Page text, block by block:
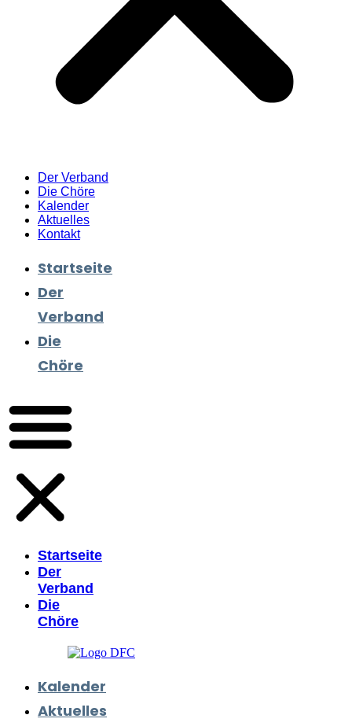
Der Verband
Die Chöre
Kalender
Aktuelles
Kontakt
Startseite
Der
Verband
Die
Chöre
Startseite
Der
Verband
Die
Chöre
Kalender
Aktuelles